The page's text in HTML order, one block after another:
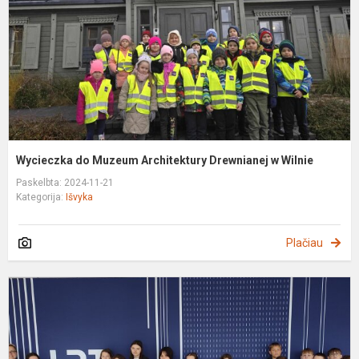
Wycieczka do Muzeum Architektury Drewnianej w Wilnie
Paskelbta: 2024-11-21
Kategorija: Išvyka
Plačiau